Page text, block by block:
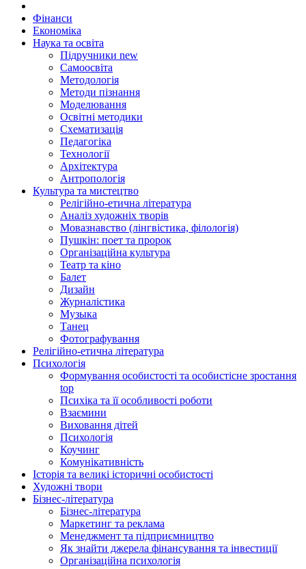
Фінанси
Економіка
Наука та освіта
Підручники new
Самоосвіта
Методологія
Методи пізнання
Моделювання
Освітні методики
Схематизація
Педагогіка
Технології
Архітектура
Антропологія
Культура та мистецтво
Релігійно-етична література
Аналіз художніх творів
Мовазнавство (лінгвістика, філологія)
Пушкін: поет та пророк
Організаційна культура
Театр та кіно
Балет
Дизайн
Журналістика
Музыка
Танец
Фотографування
Релігійно-етична література
Психологія
Формування особистості та особистісне зростання
top
Психіка та її особливості роботи
Взаємини
Виховання дітей
Психологія
Коучинг
Комунікативність
Історія та великі історичні особистості
Художні твори
Бізнес-література
Бізнес-література
Маркетинг та реклама
Менеджмент та підприємництво
Як знайти джерела фінансування та інвестиції
Організаційна психологія